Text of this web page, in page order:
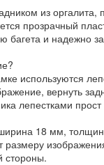
из оргалита,
прозрачный
багета и надежно
используются
вернуть
лепестками
18 мм,
размеру
стороны.